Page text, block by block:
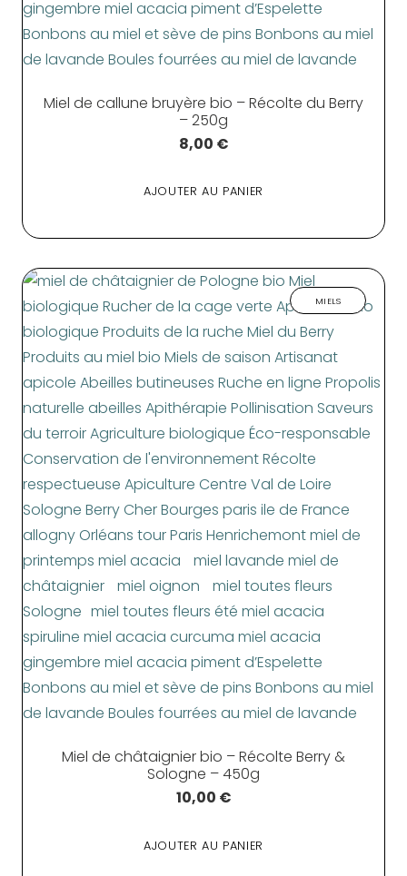
Miel de callune bruyère bio – Récolte du Berry
– 250g
8,00 €
AJOUTER AU PANIER
MIELS
Miel de châtaignier bio – Récolte Berry &
Sologne – 450g
10,00 €
AJOUTER AU PANIER